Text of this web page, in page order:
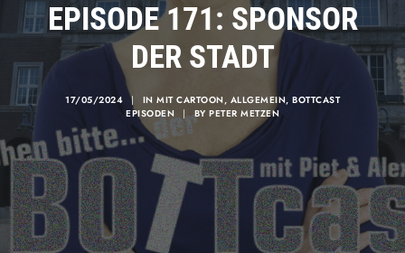
EPISODE 171: SPONSOR
DER STADT
17/05/2024 | IN MIT CARTOON, ALLGEMEIN, BOTTCAST
EPISODEN
| BY PETER METZEN